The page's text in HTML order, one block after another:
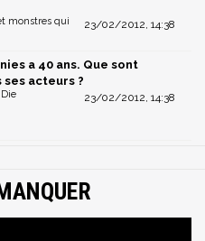
23/02/2012, 14:38
monstres qui
a 40 ans. Que sont
ses acteurs ?
23/02/2012, 14:38